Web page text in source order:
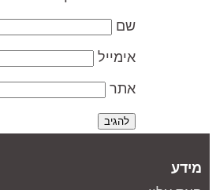
שם
אימייל
אתר
מידע